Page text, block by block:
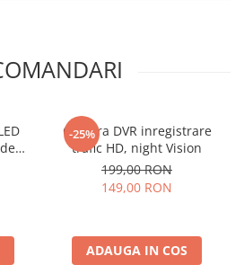
Aplicații Structurat
-25%
Camera DVR inregistrare
trafic HD, night Vision
199,00 RON
149,00 RON
ADAUGA IN COS